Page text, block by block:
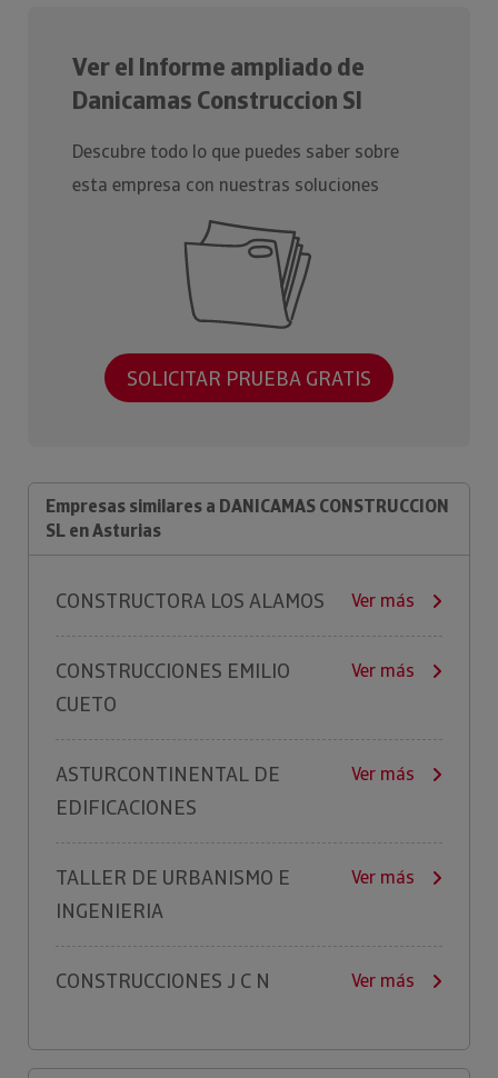
Ver el Informe ampliado de
Danicamas Construccion Sl
Descubre todo lo que puedes saber sobre
esta empresa con nuestras soluciones
SOLICITAR PRUEBA GRATIS
Empresas similares a DANICAMAS CONSTRUCCION
SL en Asturias
CONSTRUCTORA LOS ALAMOS Ver más
CONSTRUCCIONES EMILIO
CUETO
Ver más
ASTURCONTINENTAL DE
EDIFICACIONES
Ver más
TALLER DE URBANISMO E
INGENIERIA
Ver más
CONSTRUCCIONES J C N Ver más